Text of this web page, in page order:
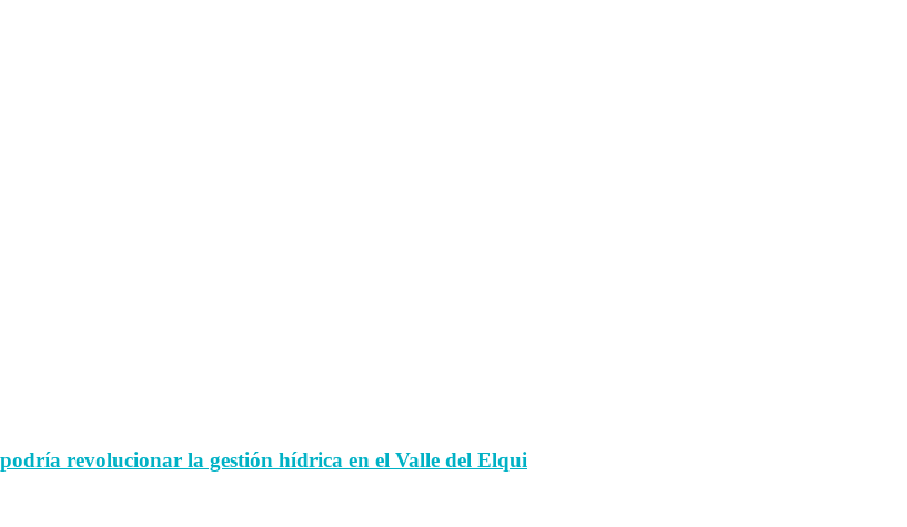
revolucionar la gestión hídrica en el Valle del Elqui